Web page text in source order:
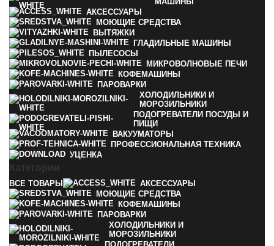
АКСЕССУАРЫ
МОЮЩИЕ СРЕДСТВА
ВЫТЯЖКИ
ГЛАДИЛЬНЫЕ МАШИНЫ
ПЫЛЕСОСЫ
МИКРОВОЛНОВЫЕ ПЕЧИ
КОФЕМАШИНЫ
ПАРОВАРКИ
ХОЛОДИЛЬНИКИ И
МОРОЗИЛЬНИКИ
ПОДОГРЕВАТЕЛИ ПОСУДЫ И
ПИЩИ
ВАКУУМАТОРЫ
ПРОФЕССИОНАЛЬНАЯ ТЕХНИКА
УЦЕНКА
Категории
ВСЕ ТОВАРЫ
АКСЕССУАРЫ
МОЮЩИЕ СРЕДСТВА
КОФЕМАШИНЫ
ПАРОВАРКИ
ХОЛОДИЛЬНИКИ И
МОРОЗИЛЬНИКИ